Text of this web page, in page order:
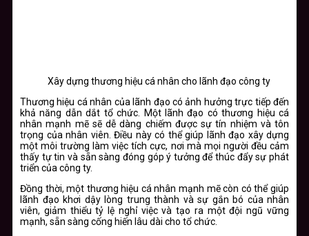
Xây dựng thương hiệu cá nhân cho lãnh đạo công ty
Thương hiệu cá nhân của lãnh đạo có ảnh hưởng trực tiếp đến
khả năng dẫn dắt tổ chức. Một lãnh đạo có thương hiệu cá
nhân mạnh mẽ sẽ dễ dàng chiếm được sự tín nhiệm và tôn
trọng của nhân viên. Điều này có thể giúp lãnh đạo xây dựng
một môi trường làm việc tích cực, nơi mà mọi người đều cảm
thấy tự tin và sẵn sàng đóng góp ý tưởng để thúc đẩy sự phát
triển của công ty.
Đồng thời, một thương hiệu cá nhân mạnh mẽ còn có thể giúp
lãnh đạo khơi dậy lòng trung thành và sự gắn bó của nhân
viên, giảm thiểu tỷ lệ nghỉ việc và tạo ra một đội ngũ vững
mạnh, sẵn sàng cống hiến lâu dài cho tổ chức.